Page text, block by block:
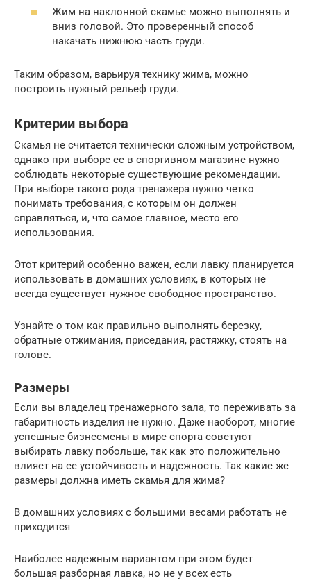
Жим на наклонной скамье можно выполнять и
вниз головой. Это проверенный способ
накачать нижнюю часть груди.
Таким образом, варьируя технику жима, можно
построить нужный рельеф груди.
Критерии выбора
Скамья не считается технически сложным устройством,
однако при выборе ее в спортивном магазине нужно
соблюдать некоторые существующие рекомендации.
При выборе такого рода тренажера нужно четко
понимать требования, с которым он должен
справляться, и, что самое главное, место его
использования.
Этот критерий особенно важен, если лавку планируется
использовать в домашних условиях, в которых не
всегда существует нужное свободное пространство.
Узнайте о том как правильно выполнять березку,
обратные отжимания, приседания, растяжку, стоять на
голове.
Размеры
Если вы владелец тренажерного зала, то переживать за
габаритность изделия не нужно. Даже наоборот, многие
успешные бизнесмены в мире спорта советуют
выбирать лавку побольше, так как это положительно
влияет на ее устойчивость и надежность. Так какие же
размеры должна иметь скамья для жима?
В домашних условиях с большими весами работать не
приходится
Наиболее надежным вариантом при этом будет
большая разборная лавка, но не у всех есть